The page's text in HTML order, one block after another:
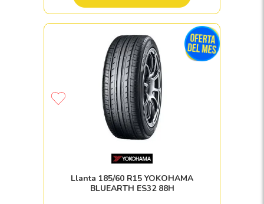
Llanta 185/60 R15 YOKOHAMA
BLUEARTH ES32 88H